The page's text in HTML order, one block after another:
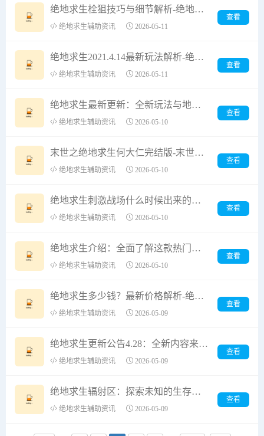
绝地求生栓狙技巧与细节解析-绝地求生栓狙操作技巧与实战应用
绝地求生辅助资讯 2026-05-11
查看
绝地求生2021.4.14最新玩法解析-绝地求生2021.4.14版本更新内容与玩家体验分享
绝地求生辅助资讯 2026-05-11
查看
绝地求生最新更新：全新玩法与地图上线-绝地求生最新版本更新内容与玩家体验分析
绝地求生辅助资讯 2026-05-10
查看
末世之绝地求生何大仁完结版-末世之绝地求生何大仁完结版完整剧情解析
绝地求生辅助资讯 2026-05-10
查看
绝地求生刺激战场什么时候出来的？-绝地求生刺激战场上线时间及游戏特色解析
绝地求生辅助资讯 2026-05-10
查看
绝地求生介绍：全面了解这款热门游戏-绝地求生游戏玩法与最新版本介绍
绝地求生辅助资讯 2026-05-10
查看
绝地求生多少钱？最新价格解析-绝地求生游戏购买价格及优惠信息
绝地求生辅助资讯 2026-05-09
查看
绝地求生更新公告4.28：全新内容来袭-绝地求生4.28版本更新内容详解与玩家反馈
绝地求生辅助资讯 2026-05-09
查看
绝地求生辐射区：探索未知的生存挑战-绝地求生辐射区玩法与地图解析
绝地求生辅助资讯 2026-05-09
查看